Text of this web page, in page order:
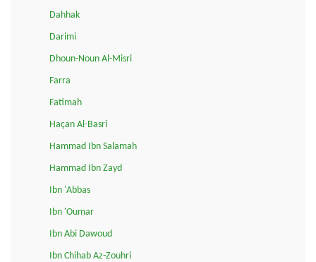
Dahhak
Darimi
Dhoun-Noun Al-Misri
Farra
Fatimah
Haçan Al-Basri
Hammad Ibn Salamah
Hammad Ibn Zayd
Ibn 'Abbas
Ibn 'Oumar
Ibn Abi Dawoud
Ibn Chihab Az-Zouhri